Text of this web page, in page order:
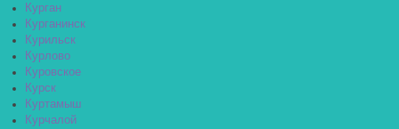
Курган
Курганинск
Курильск
Курлово
Куровское
Курск
Куртамыш
Курчалой